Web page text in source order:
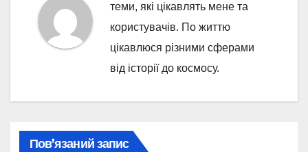
теми, які цікавлять мене та
користувачів. По життю
цікавлюся різними сферами
від історії до космосу.
Пов’язаний запис